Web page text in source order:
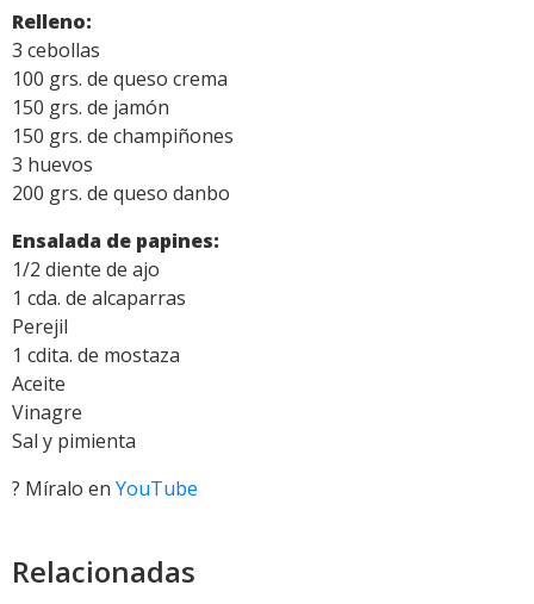
Relleno:
3 cebollas
100 grs. de queso crema
150 grs. de jamón
150 grs. de champiñones
3 huevos
200 grs. de queso danbo
Ensalada de papines:
1/2 diente de ajo
1 cda. de alcaparras
Perejil
1 cdita. de mostaza
Aceite
Vinagre
Sal y pimienta
? Míralo en YouTube
Relacionadas